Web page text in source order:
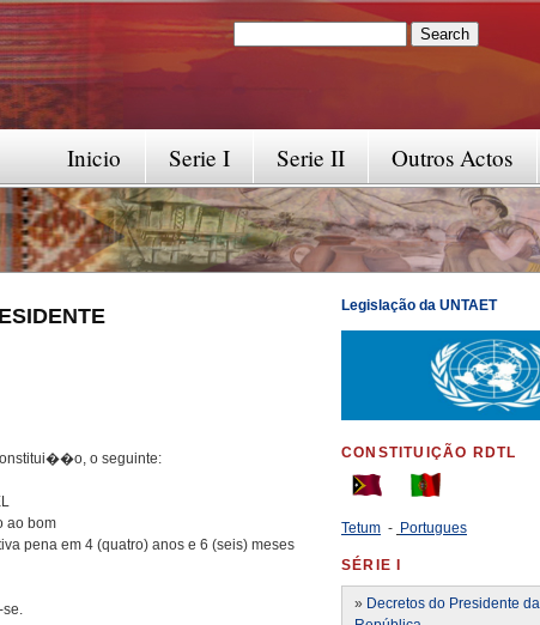
Search form
Outros Actos
Serie II
Serie I
Inicio
o seguinte:
ao bom
pena em 4 (quatro) anos e 6 (seis) meses
Legislação da UNTAET
CONSTITUIÇÃO RDTL
Tetum - Portugues
SÉRIE I
» Decretos do Presidente da